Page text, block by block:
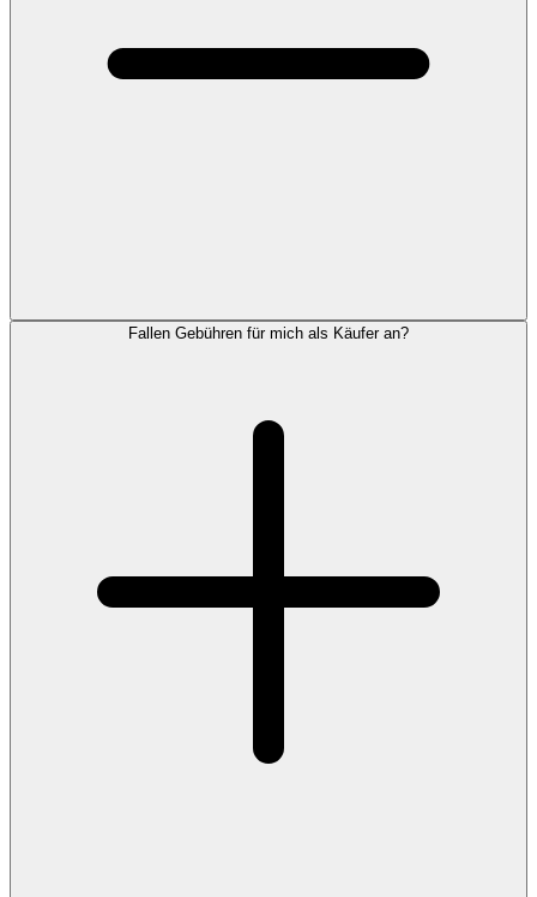
Fallen Gebühren für mich als Käufer an?